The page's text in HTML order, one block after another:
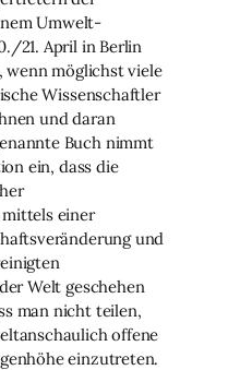
Umwelt-
21. April in Berlin
möglichst viele
Wissenschaftler
und daran
Buch nimmt
ein, dass die
einer
und
Welt geschehen
man nicht teilen,
offene
einzutreten.